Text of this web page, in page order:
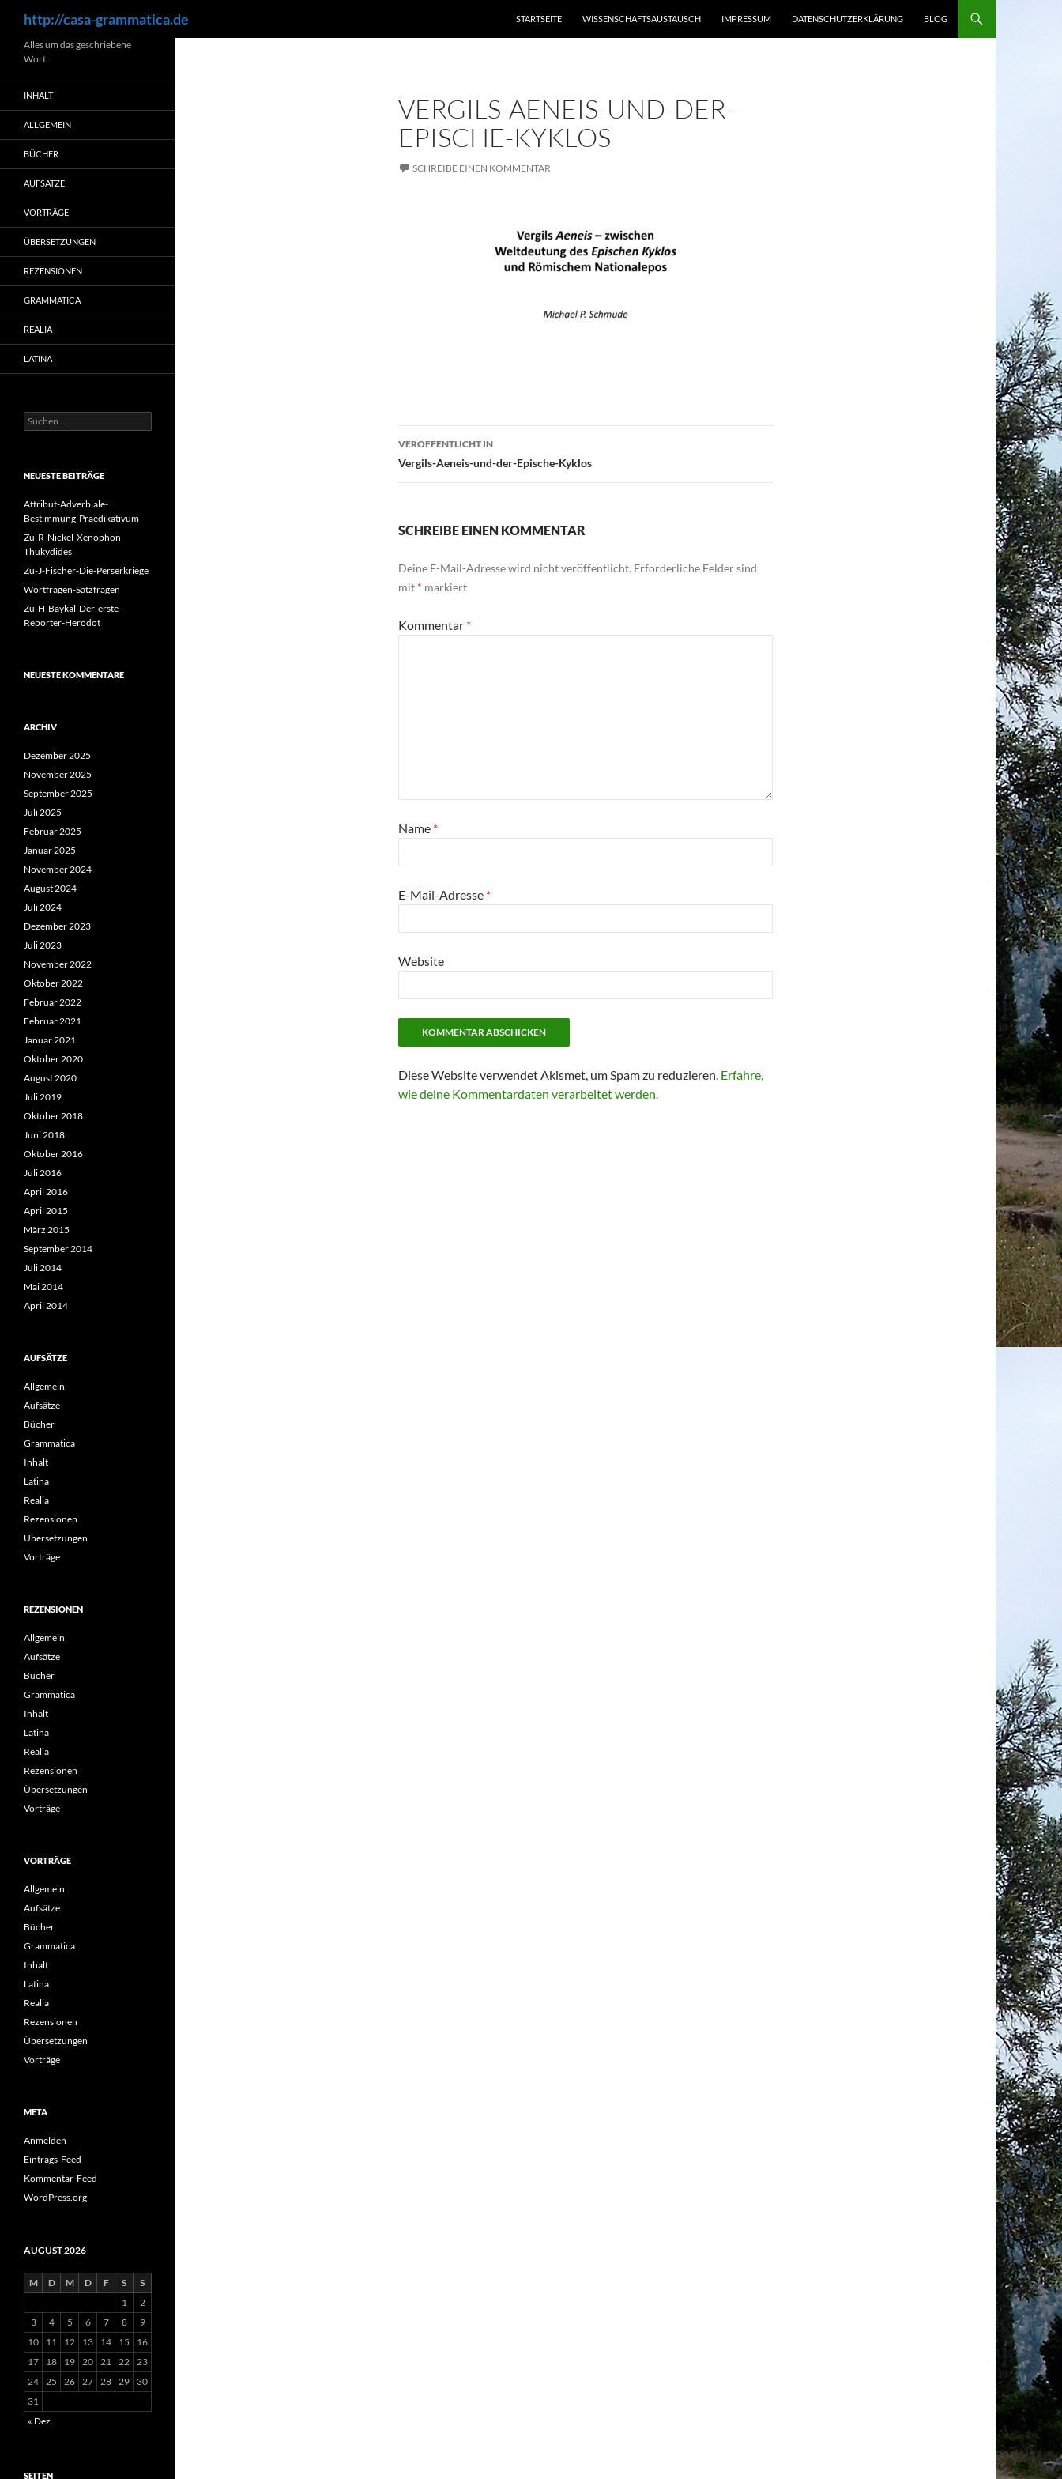
Zum
Inhalt
springen
http://casa-grammatica.de STARTSEITE WISSENSCHAFTSAUSTAUSCH IMPRESSUM DATENSCHUTZERKLÄRUNG BLOG
VERGILS-AENEIS-UND-DER-
EPISCHE-KYKLOS
SCHREIBE EINEN KOMMENTAR
Beitragsnavigation
VERÖFFENTLICHT IN
Vergils-Aeneis-und-der-Epische-Kyklos
SCHREIBE EINEN KOMMENTAR
Deine E-Mail-Adresse wird nicht veröffentlicht. Erforderliche Felder sind
mit * markiert
Kommentar *
Name *
E-Mail-Adresse *
Website
Diese Website verwendet Akismet, um Spam zu reduzieren. Erfahre,
wie deine Kommentardaten verarbeitet werden.
Alles um das geschriebene
Wort
INHALT
ALLGEMEIN
BÜCHER
AUFSÄTZE
VORTRÄGE
ÜBERSETZUNGEN
REZENSIONEN
GRAMMATICA
REALIA
LATINA
Suchen
nach:
NEUESTE BEITRÄGE
Attribut-Adverbiale-
Bestimmung-Praedikativum
Zu-R-Nickel-Xenophon-
Thukydides
Zu-J-Fischer-Die-Perserkriege
Wortfragen-Satzfragen
Zu-H-Baykal-Der-erste-
Reporter-Herodot
NEUESTE KOMMENTARE
ARCHIV
Dezember 2025
November 2025
September 2025
Juli 2025
Februar 2025
Januar 2025
November 2024
August 2024
Juli 2024
Dezember 2023
Juli 2023
November 2022
Oktober 2022
Februar 2022
Februar 2021
Januar 2021
Oktober 2020
August 2020
Juli 2019
Oktober 2018
Juni 2018
Oktober 2016
Juli 2016
April 2016
April 2015
März 2015
September 2014
Juli 2014
Mai 2014
April 2014
AUFSÄTZE
Allgemein
Aufsätze
Bücher
Grammatica
Inhalt
Latina
Realia
Rezensionen
Übersetzungen
Vorträge
REZENSIONEN
Allgemein
Aufsätze
Bücher
Grammatica
Inhalt
Latina
Realia
Rezensionen
Übersetzungen
Vorträge
VORTRÄGE
Allgemein
Aufsätze
Bücher
Grammatica
Inhalt
Latina
Realia
Rezensionen
Übersetzungen
Vorträge
META
Anmelden
Eintrags-Feed
Kommentar-Feed
WordPress.org
AUGUST 2026
M D M D F S
S
1
2
3
4 5 6 7 8
9
10
11 12 13 14 15
16
17
18 19 20 21 22 23
24 25 26 27 28 29
30
31
« Dez.
SEITEN